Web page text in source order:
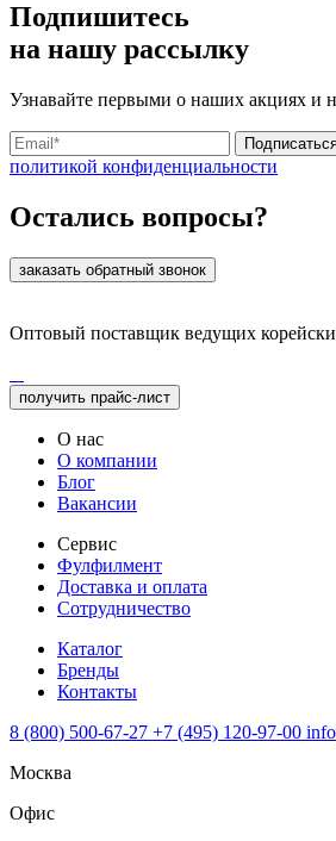
Подпишитесь
на нашу рассылку
Узнавайте первыми о наших акциях и
политикой конфиденциальности
Остались вопросы?
заказать обратный звонок
Оптовый поставщик ведущих
получить прайс-лист
О нас
О компании
Блог
Вакансии
Сервис
Фулфилмент
Доставка и оплата
Сотрудничество
Каталог
Бренды
Контакты
8 (800) 500-67-27 +7 (495) 120-97-00
Москва
Офис